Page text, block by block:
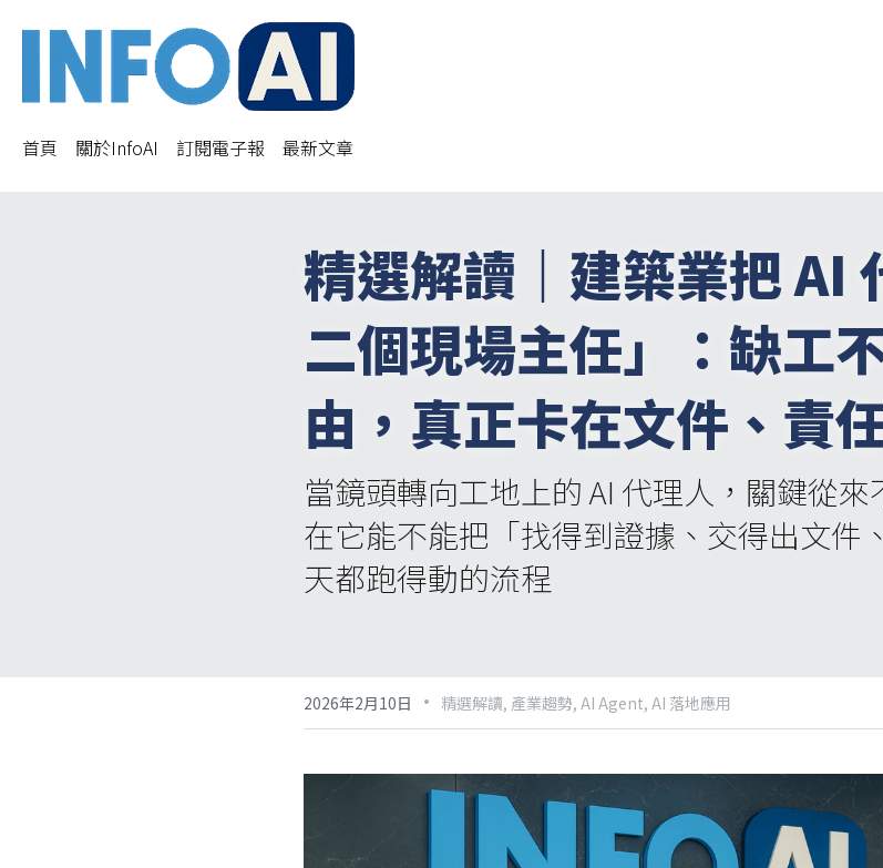
首頁 關於InfoAI 訂閱電子報 最新文章
精選解讀｜ 建築業把 AI
二個現場主任」：缺工
由，真正卡在文件、責
當鏡頭轉向工地上的 AI 代理人，關鍵從
在它能不能把「找得到證據、交得出文件
天都跑得動的流程
2026年2月10日 · 精選解讀, 產業趨勢, AI Agent, AI 落地應用